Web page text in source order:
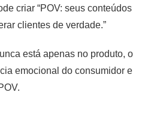
criar “POV: seus conteúdos
clientes de verdade.”
está apenas no produto, o
emocional do consumidor e